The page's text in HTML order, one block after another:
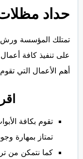
حداد
تمتلك المؤسسة ورش
على تنفيذ كافة
أهم الأعمال التي
تقوم بكافة
تمتاز بمهارة
كما نتمكن من